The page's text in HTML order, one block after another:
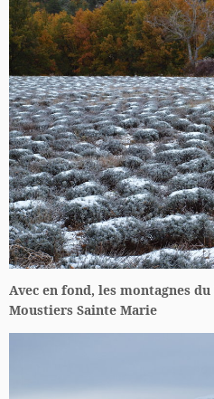
Avec en fond, les montagnes
Moustiers Sainte Marie